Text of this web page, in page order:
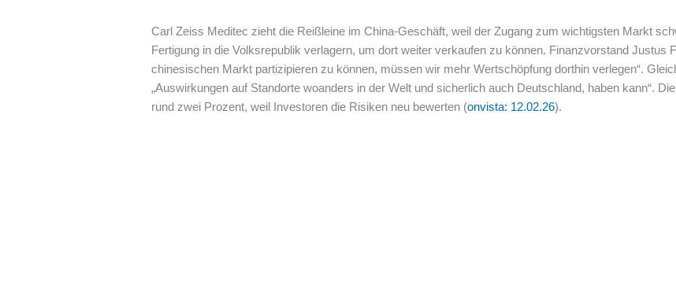
Carl Zeiss Meditec zieht die Reißleine im China-Geschäft, weil der Zugang zum wichtigsten Markt
Fertigung in die Volksrepublik verlagern, um dort weiter verkaufen zu können. Finanzvorstand Justus
chinesischen Markt partizipieren zu können, müssen wir mehr Wertschöpfung dorthin verlegen“.
„Auswirkungen auf Standorte woanders in der Welt und sicherlich auch Deutschland, haben kann“.
rund zwei Prozent, weil Investoren die Risiken neu bewerten (onvista: 12.02.26).